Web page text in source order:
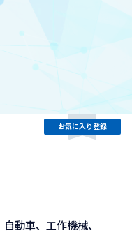
お気に入り登録
動車、工作機械、